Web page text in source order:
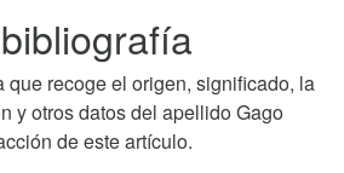
que recoge el origen, significado, la
y otros datos del apellido Gago
de este artículo.